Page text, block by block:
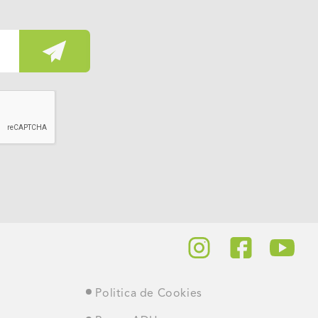
Politica de Cookies